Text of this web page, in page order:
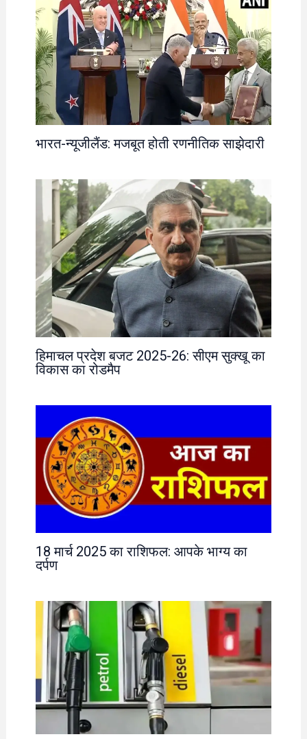
भारत-न्यूजीलैंड: मजबूत होती रणनीतिक साझेदारी
हिमाचल प्रदेश बजट 2025-26: सीएम सुक्खू का
विकास का रोडमैप
18 मार्च 2025 का राशिफल: आपके भाग्य का
दर्पण